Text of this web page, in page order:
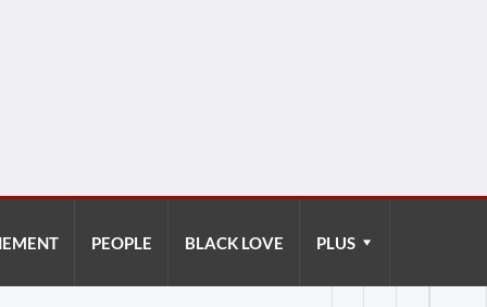
PEOPLE BLACK LOVE PLUS